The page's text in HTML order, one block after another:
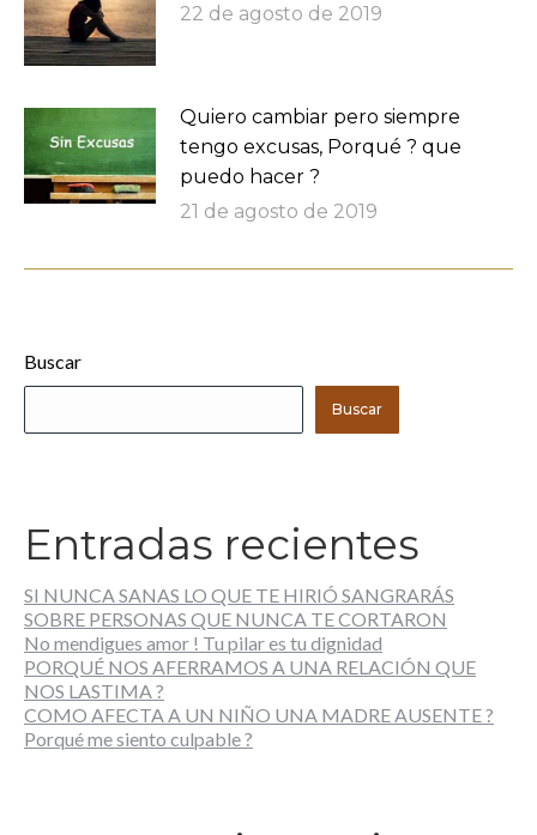
22 de agosto de 2019
Quiero cambiar pero siempre
tengo excusas, Porqué ? que
puedo hacer ?
21 de agosto de 2019
Buscar
Buscar
Entradas recientes
SI NUNCA SANAS LO QUE TE HIRIÓ SANGRARÁS
SOBRE PERSONAS QUE NUNCA TE CORTARON
No mendigues amor ! Tu pilar es tu dignidad
PORQUÉ NOS AFERRAMOS A UNA RELACIÓN QUE
NOS LASTIMA ?
COMO AFECTA A UN NIÑO UNA MADRE AUSENTE ?
Porqué me siento culpable ?